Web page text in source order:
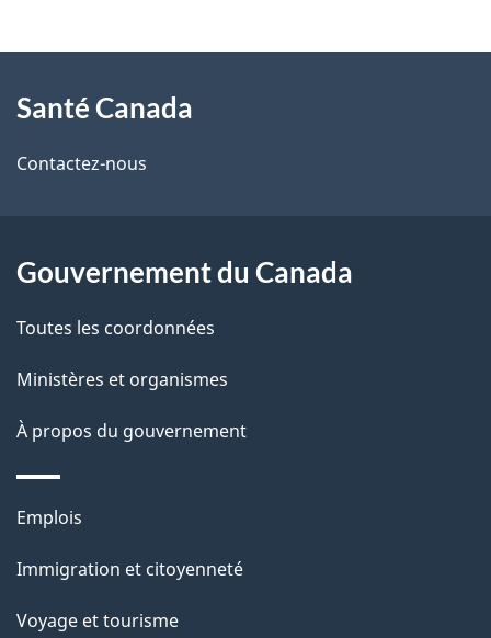
i
l
d
e
p
a
propos
de
site
Santé Canada
Contactez-nous
Gouvernement du Canada
Toutes les coordonnées
Ministères et organismes
À propos du gouvernement
Thèmes
sujets
Emplois
Immigration et citoyenneté
Voyage et tourisme